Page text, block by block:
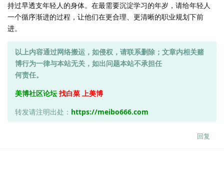
持过早透支年轻人的身体。在最需要沉淀学习的年岁，请给年轻人
一个循序渐进的过程，让他们在更合理、更清晰的职业规划下前
进。
以上内容通过网络搬运，如侵权，请联系删除；文章内相关赌
博行为一律与本站无关，如出问题本站不承担任
何责任。
美博社区论坛 找白菜 上美博
转发请注明出处： https://meibo666.com
回复